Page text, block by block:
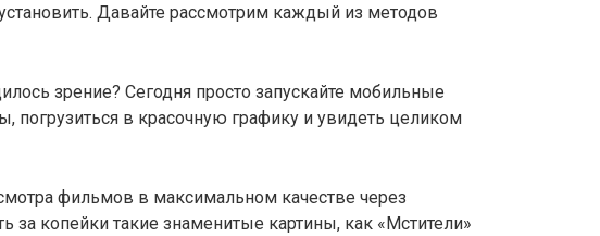
Давайте рассмотрим каждый из методов
зрение? Сегодня просто запускайте мобильные
в красочную графику и увидеть целиком
фильмов в максимальном качестве через
за копейки такие знаменитые картины, как «Мстители»